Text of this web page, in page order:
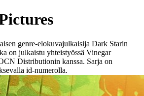
genre-elokuvajulkaisija Dark Starin
on julkaistu yhteistyössä Vinegar
Distributionin kanssa. Sarja on
id-numerolla.